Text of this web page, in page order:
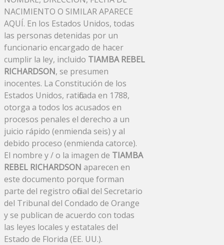
NACIMIENTO O SIMILAR APARECE
AQUÍ. En los Estados Unidos, todas
las personas detenidas por un
funcionario encargado de hacer
cumplir la ley, incluido TIAMBA REBEL
RICHARDSON, se presumen
inocentes. La Constitución de los
Estados Unidos, ratificada en 1788,
otorga a todos los acusados ​​en
procesos penales el derecho a un
juicio rápido (enmienda seis) y al
debido proceso (enmienda catorce).
El nombre y / o la imagen de TIAMBA
REBEL RICHARDSON aparecen en
este documento porque forman
parte del registro oficial del Secretario
del Tribunal del Condado de Orange
y se publican de acuerdo con todas
las leyes locales y estatales del
Estado de Florida (EE. UU.).